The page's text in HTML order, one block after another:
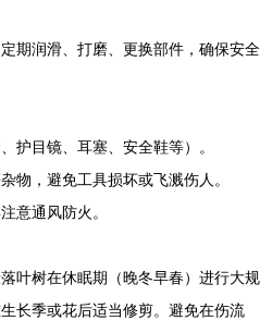
期润滑、打磨、更换部件，确保安全
护目镜、耳塞、安全鞋等）。
物，避免工具损坏或飞溅伤人。
意通风防火。
叶树在休眠期（晚冬早春）进行大规
长季或花后适当修剪。避免在伤流